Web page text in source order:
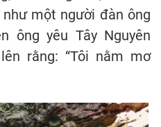
một người đàn ông
ông yêu Tây Nguyên
rằng: “Tôi nằm mơ